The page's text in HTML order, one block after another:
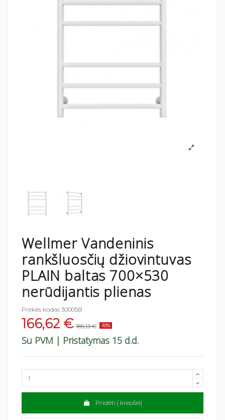
Wellmer Vandeninis
rankšluosčių džiovintuvas
PLAIN baltas 700×530
nerūdijantis plienas
Prekės kodas 30005B
166,62 € 185,13 € -10%
Su PVM | Pristatymas 15 d.d.
Pridėti į krepšelį